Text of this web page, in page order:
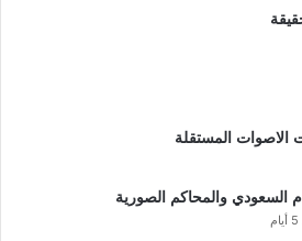
الاصوات المستقلة
السعودي والمحاكم الصورية